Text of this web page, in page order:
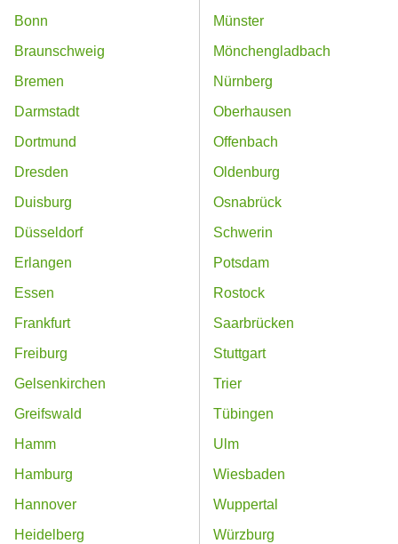
Bonn
Braunschweig
Bremen
Darmstadt
Dortmund
Dresden
Duisburg
Düsseldorf
Erlangen
Essen
Frankfurt
Freiburg
Gelsenkirchen
Greifswald
Hamm
Hamburg
Hannover
Heidelberg
Münster
Mönchengladbach
Nürnberg
Oberhausen
Offenbach
Oldenburg
Osnabrück
Schwerin
Potsdam
Rostock
Saarbrücken
Stuttgart
Trier
Tübingen
Ulm
Wiesbaden
Wuppertal
Würzburg